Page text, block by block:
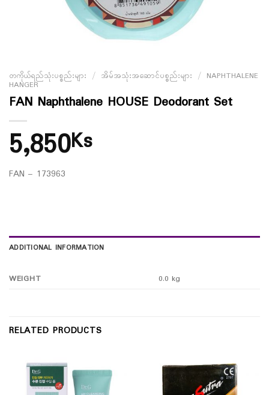
တကိုယ်ရည်သုံးပစ္စည်းများ / အိမ်အသုံးအဆောင်ပစ္စည်းများ / NAPHTHALENE
HANGER
FAN Naphthalene HOUSE Deodorant Set
5,850Ks
FAN – 173963
ADDITIONAL INFORMATION
WEIGHT 0.0 kg
RELATED PRODUCTS